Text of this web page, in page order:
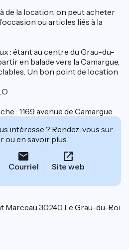
de la location, on peut acheter
ou articles liés à la
: étant au centre du Grau-du-
en balade vers la Camargue,
Un bon point de location
: 1169 avenue de Camargue
intéresse ? Rendez-vous sur
ou en savoir plus.
Courriel Site web
Marceau 30240 Le Grau-du-Roi